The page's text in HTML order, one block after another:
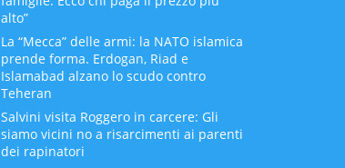
alto”
La “Mecca” delle armi: la NATO islamica
prende forma. Erdogan, Riad e
Islamabad alzano lo scudo contro
Teheran
Salvini visita Roggero in carcere: Gli
siamo vicini no a risarcimenti ai parenti
dei rapinatori